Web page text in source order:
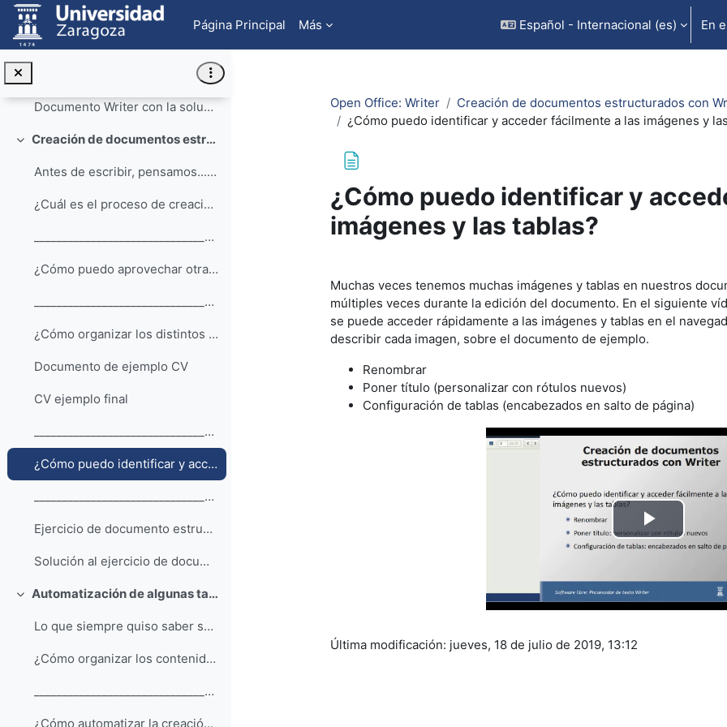
Salta al contenido principal
Página Principal
Más Español - Internacional ‎(es)‎ En
Documento Writer con la solución al ejercicio de edición básica
Colapsar Creación de documentos estructurados con Writer
Antes de escribir, pensamos... ??Creamos la estruc...
¿Cuál es el proceso de creación de un documento?
__________________________________________________...
¿Cómo puedo aprovechar otras posibilidades del entorno de trabajo?
__________________________________________________...
¿Cómo organizar los distintos formatos de un documento usando estilos?
Documento de ejemplo CV
CV ejemplo final
__________________________________________________...
¿Cómo puedo identificar y acceder fácilmente a las imágenes y las tablas?
__________________________________________________...
Ejercicio de documento estructurado
Solución al ejercicio de documento estructurado
Colapsar Automatización de algunas tareas con Writer
Lo que siempre quiso saber sobre los índices de co...
¿Cómo organizar los contenidos y navegar por el documento?
__________________________________________________...
¿Cómo automatizar la creación del índice de un documento?
Open Office: Writer
Creación de documentos estructurados con
¿Cómo puedo identificar y acceder fácilmente a las imágenes y
¿Cómo puedo identificar y
imágenes y las tablas?
Muchas veces tenemos muchas imágenes y tablas en nuestros
múltiples veces durante la edición del documento. En el siguiente
se puede acceder rápidamente a las imágenes y tablas en el
describir cada imagen, sobre el documento de ejemplo.
Renombrar
Poner título (personalizar con rótulos nuevos)
Configuración de tablas (encabezados en salto de página)
Última modificación: jueves, 18 de julio de 2019, 13:12